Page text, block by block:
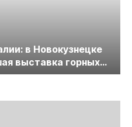
в Новокузнецке
выставка горных
Уголь России и